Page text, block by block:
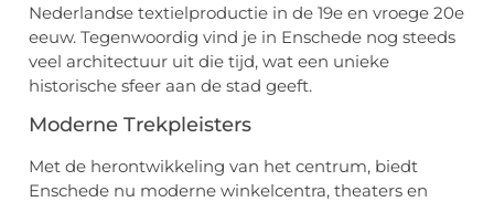
Nederlandse textielproductie in de 19e en vroege 20e
eeuw. Tegenwoordig vind je in Enschede nog steeds
veel architectuur uit die tijd, wat een unieke
historische sfeer aan de stad geeft.
Moderne Trekpleisters
Met de herontwikkeling van het centrum, biedt
Enschede nu moderne winkelcentra, theaters en